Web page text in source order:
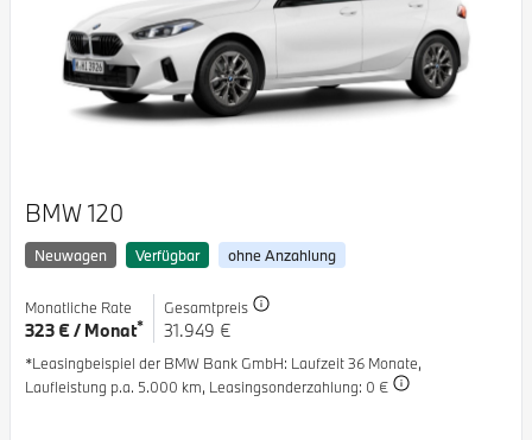
BMW 120
Neuwagen Verfügbar ohne Anzahlung
Monatliche Rate
323 € / Monat*
Gesamtpreis
31.949 €
*Leasingbeispiel der BMW Bank GmbH: Laufzeit 36 Monate,
Laufleistung p.a. 5.000 km, Leasingsonderzahlung: 0 €